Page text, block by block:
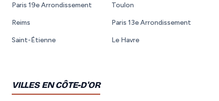
Paris 19e Arrondissement Toulon
Reims Paris 13e Arrondissement
Saint-Étienne Le Havre
VILLES EN CÔTE-D'OR